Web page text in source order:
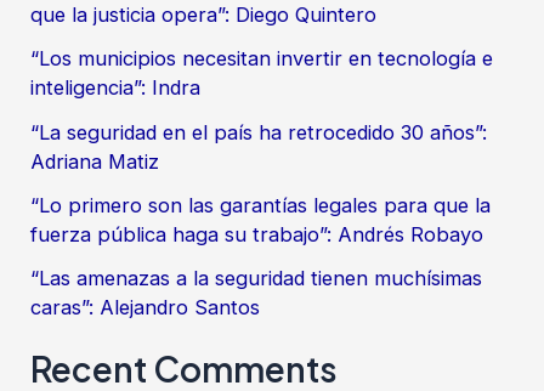
que la justicia opera”: Diego Quintero
“Los municipios necesitan invertir en tecnología e
inteligencia”: Indra
“La seguridad en el país ha retrocedido 30 años”:
Adriana Matiz
“Lo primero son las garantías legales para que la
fuerza pública haga su trabajo”: Andrés Robayo
“Las amenazas a la seguridad tienen muchísimas
caras”: Alejandro Santos
Recent Comments